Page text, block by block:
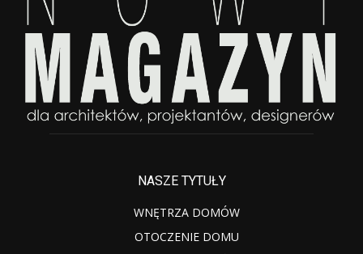
NASZE TYTUŁY
WNĘTRZA DOMÓW
OTOCZENIE DOMU